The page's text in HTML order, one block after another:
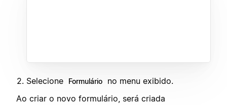
Selecione Formulário
no menu exibido.
Ao criar o novo formulário, será criada